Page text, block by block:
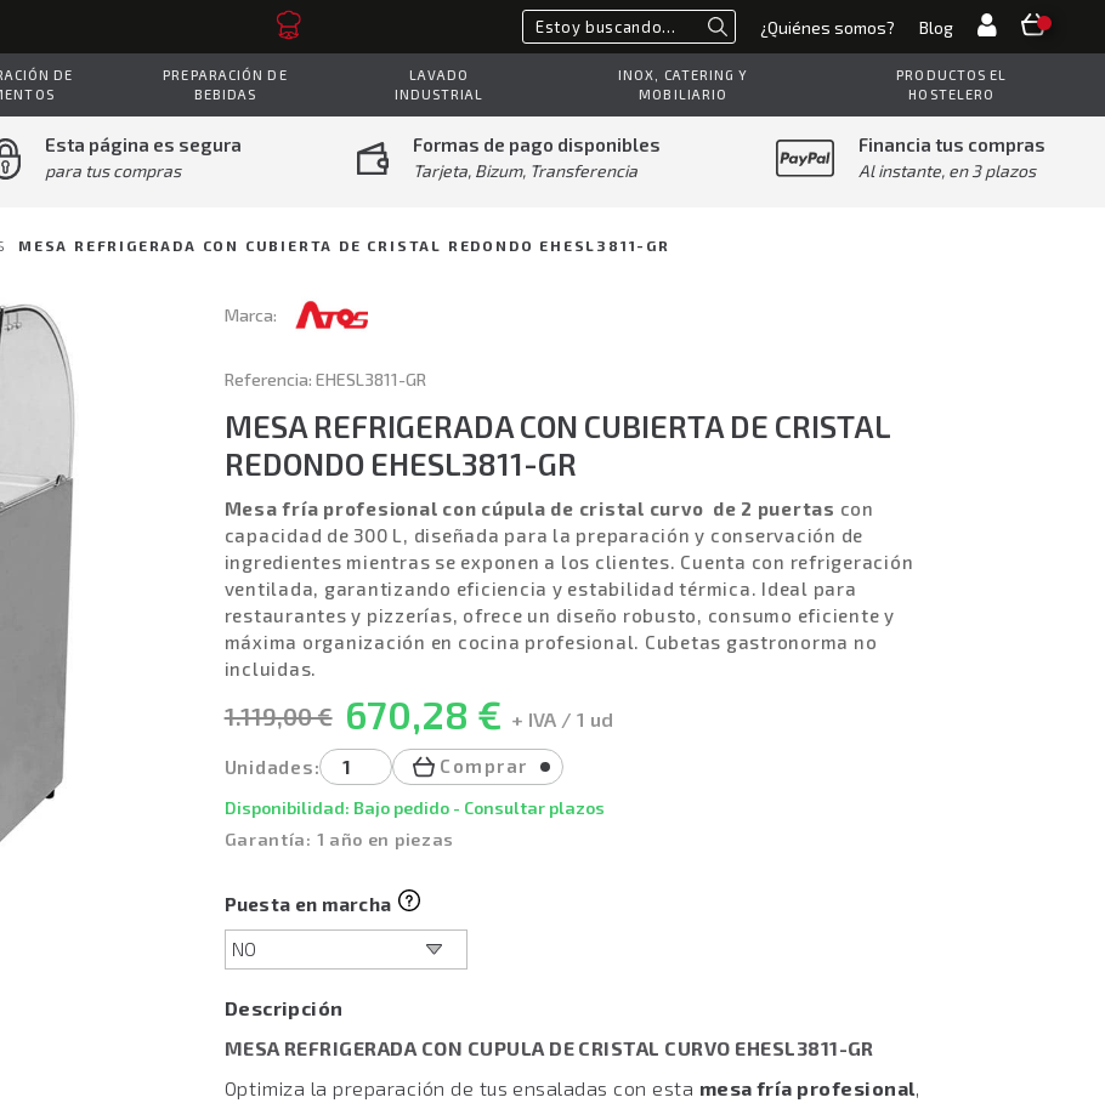
Buscar¿Quiénes somos? Blog
DE
PREPARACIÓN DE
BEBIDAS
LAVADO
INDUSTRIAL
INOX, CATERING Y
MOBILIARIO
PRODUCTOS EL
HOSTELERO
Esta página es segura
para tus compras
Formas de pago disponibles
Tarjeta, Bizum, Transferencia
Financia tus compras
Al instante, en 3 plazos
MESA REFRIGERADA CON CUBIERTA DE CRISTAL REDONDO EHESL3811-GR
Marca:
Referencia: EHESL3811-GR
MESA REFRIGERADA CON CUBIERTA DE CRISTAL
REDONDO EHESL3811-GR
Mesa fría profesional con cúpula de cristal curvo de 2 puertas con
capacidad de 300 L, diseñada para la preparación y conservación de
ingredientes mientras se exponen a los clientes. Cuenta con refrigeración
ventilada, garantizando eficiencia y estabilidad térmica. Ideal para
restaurantes y pizzerías, ofrece un diseño robusto, consumo eficiente y
máxima organización en cocina profesional. Cubetas gastronorma no
incluidas.
1.119,00 € 670,28 € + IVA / 1 ud
Unidades: Comprar
Disponibilidad: Bajo pedido - Consultar plazos
Garantía: 1 año en piezas
Puesta en marcha
Descripción
MESA REFRIGERADA CON CUPULA DE CRISTAL CURVO EHESL3811-GR
Optimiza la preparación de tus ensaladas con esta mesa fría profesional,